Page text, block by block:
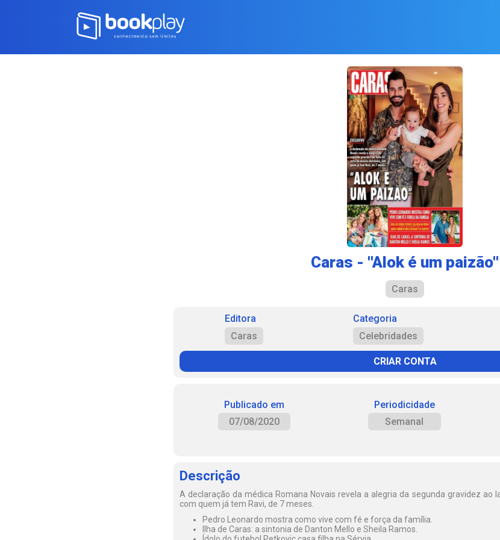
Caras - ''Alok é um paizão''
Caras
Editora
Caras
Categoria
Celebridades
CRIAR CONTA
Publicado em
07/08/2020
Periodicidade
Semanal
Descrição
A declaração da médica Romana Novais revela a alegria da segunda gravidez ao
com quem já tem Ravi, de 7 meses.
Pedro Leonardo mostra como vive com fé e força da família.
Ilha de Caras: a sintonia de Danton Mello e Sheila Ramos.